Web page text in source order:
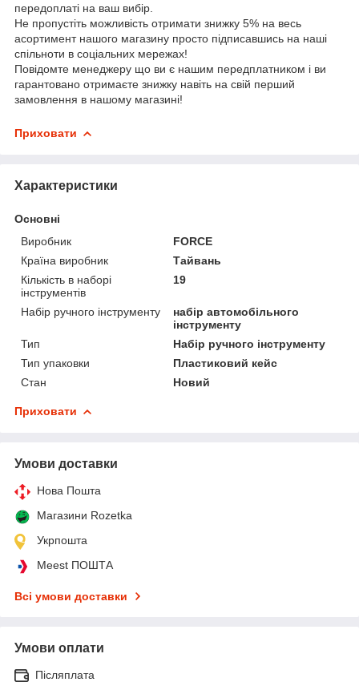
передоплаті на ваш вибір.
Не пропустіть можливість отримати знижку 5% на весь
асортимент нашого магазину просто підписавшись на наші
спільноти в соціальних мережах!
Повідомте менеджеру що ви є нашим передплатником і ви
гарантовано отримаєте знижку навіть на свій перший
замовлення в нашому магазині!
Приховати
Характеристики
Основні
Виробник
FORCE
Країна виробник
Тайвань
Кількість в наборі
інструментів
19
Набір ручного інструменту
набір автомобільного
інструменту
Тип
Набір ручного інструменту
Тип упаковки
Пластиковий кейс
Стан
Новий
Приховати
Умови доставки
Нова Пошта
Магазини Rozetka
Укрпошта
Meest ПОШТА
Всі умови доставки
Умови оплати
Післяплата